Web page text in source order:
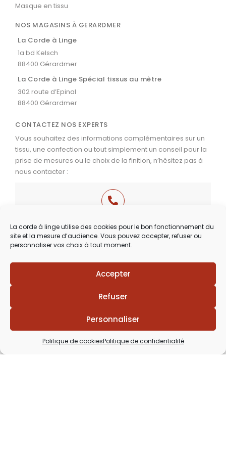
La corde à linge utilise des cookies pour le bon fonctionnement du
site et la mesure d’audience. Vous pouvez accepter, refuser ou
personnaliser vos choix à tout moment.
Accepter
Refuser
Personnaliser
Politique de cookiesPolitique de confidentialité
Masque en tissu
NOS MAGASINS À GERARDMER
La Corde à Linge
1a bd Kelsch
88400 Gérardmer
La Corde à Linge Spécial tissus au mètre
302 route d’Epinal
88400 Gérardmer
CONTACTEZ NOS EXPERTS
Vous souhaitez des informations complémentaires sur un
tissu, une confection ou tout simplement un conseil pour la
prise de mesures ou le choix de la finition, n’hésitez pas à
nous contacter :
03 29 60 49 17
Du Mardi au Samedi
de 9h30 à 12h00 & de 14h00 à 18h30